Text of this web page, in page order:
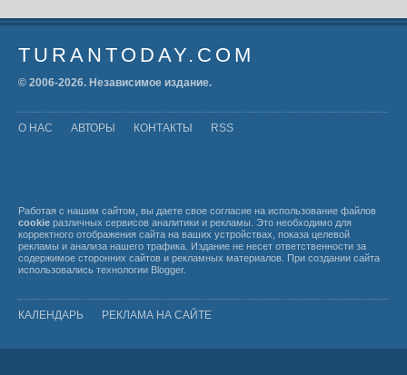
TURANTODAY.COM
© 2006-2026. Независимое издание.
О НАС АВТОРЫ КОНТАКТЫ RSS
Работая с нашим сайтом, вы даете свое согласие на использование файлов
cookie различных сервисов аналитики и рекламы. Это необходимо для
корректного отображения сайта на ваших устройствах, показа целевой
рекламы и анализа нашего трафика. Издание не несет ответственности за
содержимое сторонних сайтов и рекламных материалов. При создании сайта
использовались технологии Blogger.
КАЛЕНДАРЬ РЕКЛАМА НА САЙТЕ